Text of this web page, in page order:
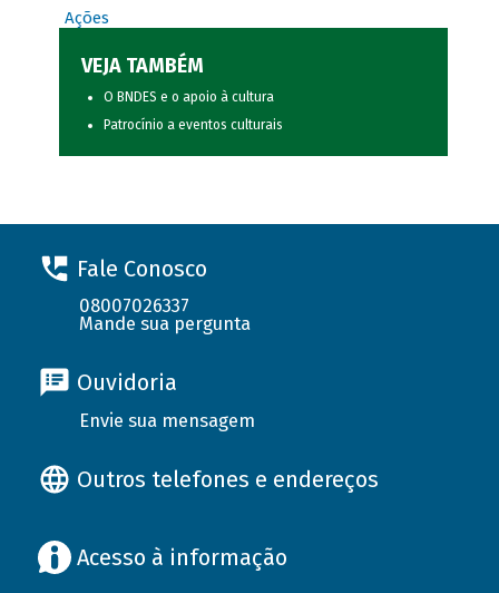
Ações
VEJA TAMBÉM
O BNDES e o apoio à cultura
Patrocínio a eventos culturais
Fale Conosco
08007026337
Mande sua pergunta
Ouvidoria
Envie sua mensagem
Outros telefones e endereços
Acesso à informação